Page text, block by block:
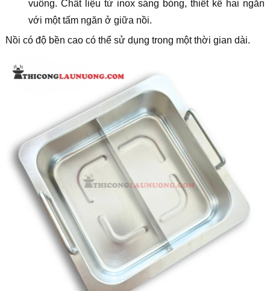
vuông. Chất liệu từ inox sáng bóng, thiết kế hai ngăn
với một tấm ngăn ở giữa nồi.
Nồi có độ bền cao có thể sử dụng trong một thời gian dài.